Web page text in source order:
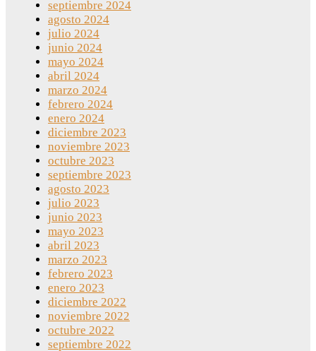
septiembre 2024
agosto 2024
julio 2024
junio 2024
mayo 2024
abril 2024
marzo 2024
febrero 2024
enero 2024
diciembre 2023
noviembre 2023
octubre 2023
septiembre 2023
agosto 2023
julio 2023
junio 2023
mayo 2023
abril 2023
marzo 2023
febrero 2023
enero 2023
diciembre 2022
noviembre 2022
octubre 2022
septiembre 2022